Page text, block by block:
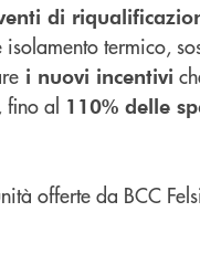
di
termico,
i nuovi incentivi
fino al 110% delle
offerte da BCC